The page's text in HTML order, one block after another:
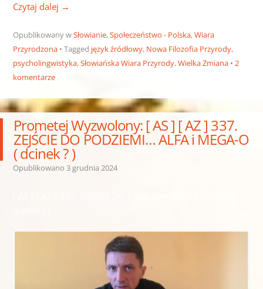
Czytaj dalej →
Opublikowany wSłowianie,Społeczeństwo - Polska,Wiara
Przyrodzona
Tagged język źródłowy, Nowa Filozofia Przyrody,
psycholingwistyka,Słowiańska Wiara Przyrody,Wielka Zmiana
2
komentarze
Prometej Wyzwolony: [ AS ] [ AZ ] 337.
ZEJŚCIE DO PODZIEMI… ALFA i MEGA-O
( dcinek ? )
Opublikowano 3 grudnia 2024